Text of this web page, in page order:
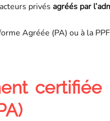
privés agréés par
Agréée (PA) ou à la